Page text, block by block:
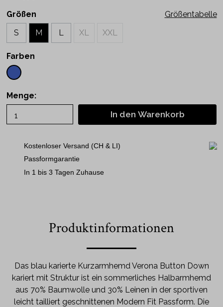
Größentabelle
Größen
L
M
S XL XXL
Farben
Menge:
In den Warenkorb
Kostenloser Versand (CH & LI)
Passformgarantie
In 1 bis 3 Tagen Zuhause
Produktinformationen
Das blau karierte Kurzarmhemd Verona Button Down
kariert mit Struktur ist ein sommerliches Halbarmhemd
aus 70% Baumwolle und 30% Leinen in der sportiven
leicht tailliert geschnittenen Modern Fit Passform. Die